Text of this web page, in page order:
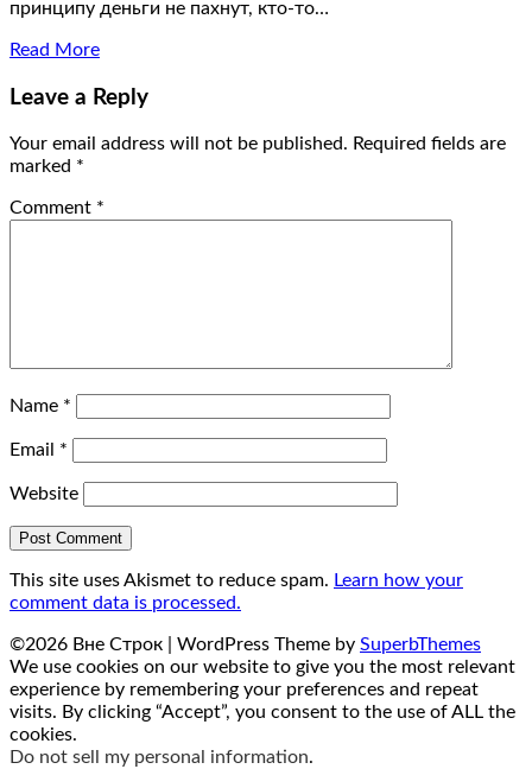
принципу деньги не пахнут, кто-то…
Read More
Leave a Reply
Your email address will not be published. Required fields are
marked *
Comment *
Name *
Email *
Website
This site uses Akismet to reduce spam. Learn how your
comment data is processed.
©2026 Вне Строк | WordPress Theme by SuperbThemes
We use cookies on our website to give you the most relevant
experience by remembering your preferences and repeat
visits. By clicking “Accept”, you consent to the use of ALL the
cookies.
Do not sell my personal information.